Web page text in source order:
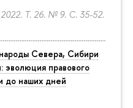
Т. 26. № 9. С. 35-52.
Севера, Сибири
эволюция правового
до наших дней